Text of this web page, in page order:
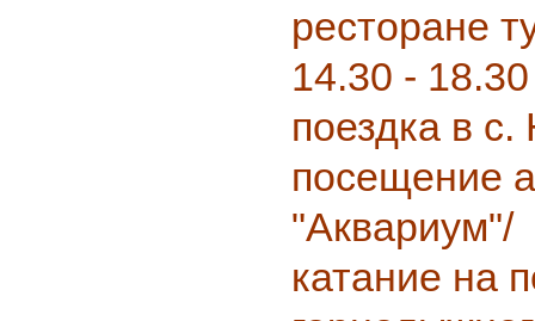
ресторане
14.30 -
поездка в
посещение
"Аквариум"/
катание на